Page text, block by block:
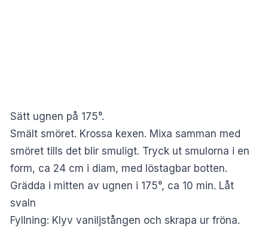
Sätt ugnen på 175°.
Smält smöret. Krossa kexen. Mixa samman med
smöret tills det blir smuligt. Tryck ut smulorna i en
form, ca 24 cm i diam, med löstagbar botten.
Grädda i mitten av ugnen i 175°, ca 10 min. Låt
svaln
Fyllning: Klyv vaniljstången och skrapa ur fröna.